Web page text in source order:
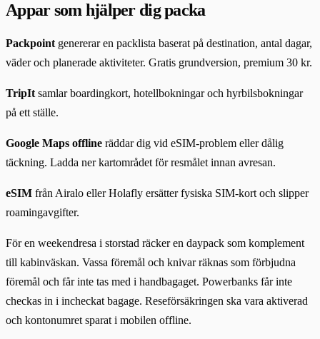
Appar som hjälper dig packa
Packpoint genererar en packlista baserat på destination, antal dagar,
väder och planerade aktiviteter. Gratis grundversion, premium 30 kr.
TripIt samlar boardingkort, hotellbokningar och hyrbilsbokningar
på ett ställe.
Google Maps offline räddar dig vid eSIM-problem eller dålig
täckning. Ladda ner kartområdet för resmålet innan avresan.
eSIM från Airalo eller Holafly ersätter fysiska SIM-kort och slipper
roamingavgifter.
För en weekendresa i storstad räcker en daypack som komplement
till kabinväskan. Vassa föremål och knivar räknas som förbjudna
föremål och får inte tas med i handbagaget. Powerbanks får inte
checkas in i incheckat bagage. Reseförsäkringen ska vara aktiverad
och kontonumret sparat i mobilen offline.